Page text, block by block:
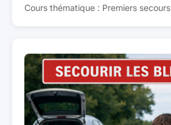
Poids Lourd
Cours thématique : Premiers secours